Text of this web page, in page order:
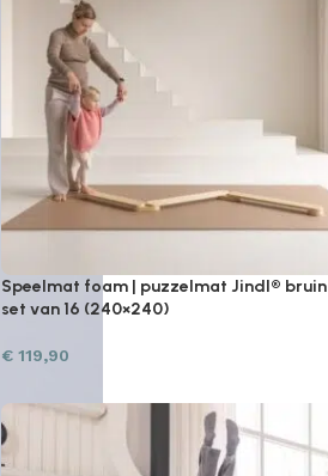
Speelmat foam | puzzelmat Jindl® bruin
set van 16 (240×240)
€ 119,90